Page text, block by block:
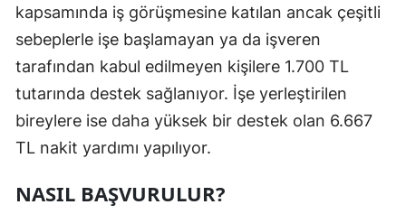
Kahramanmaraş
Mardin
Muğla
Muş
kapsamında iş görüşmesine katılan ancak çeşitli
sebeplerle işe başlamayan ya da işveren
tarafından kabul edilmeyen kişilere 1.700 TL
tutarında destek sağlanıyor. İşe yerleştirilen
bireylere ise daha yüksek bir destek olan 6.667
TL nakit yardımı yapılıyor.
NASIL BAŞVURULUR?